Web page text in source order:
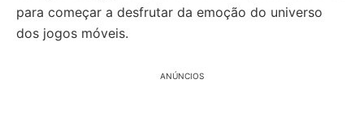
para começar a desfrutar da emoção do universo
dos jogos móveis.
ANÚNCIOS